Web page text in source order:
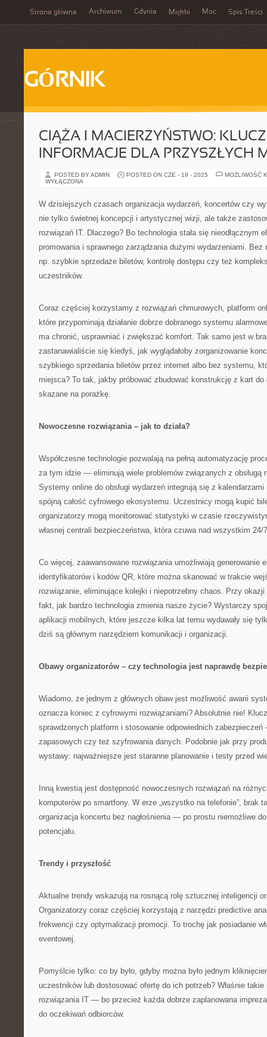
Strona główna Archiwum Gdynia Miękki Moc Spis Treści
GÓRNIK
CIĄŻA I MACIERZYŃSTWO:
INFORMACJE DLA PRZYSZŁYCH
POSTED BY ADMIN POSTED ON CZE - 19 - 2025
MOŻLIWOŚĆ
WYŁĄCZONA
W dzisiejszych czasach organizacja wydarzeń, koncertów czy
nie tylko świetnej koncepcji i artystycznej wizji, ale także
rozwiązań IT. Dlaczego? Bo technologia stała się nieodłącznym
promowania i sprawnego zarządzania dużymi wydarzeniami. Bez
np. szybkie sprzedaże biletów, kontrolę dostępu czy też
uczestników.
Coraz częściej korzystamy z rozwiązań chmurowych, platform
które przypominają działanie dobrze dobranego systemu
ma chronić, usprawniać i zwiększać komfort. Tak samo jest w
zastanawialiście się kiedyś, jak wyglądałoby zorganizowanie
szybkiego sprzedania biletów przez internet albo bez systemu,
miejsca? To tak, jakby próbować zbudować konstrukcję z kart
skazane na porażkę.
Nowoczesne rozwiązania – jak to działa?
Współczesne technologie pozwalają na pełną automatyzację
za tym idzie — eliminują wiele problemów związanych z obsługą
Systemy online do obsługi wydarzeń integrują się z
spójną całość cyfrowego ekosystemu. Uczestnicy mogą kupić
organizatorzy mogą monitorować statystyki w czasie
własnej centrali bezpieczeństwa, która czuwa nad wszystkim 24/
Co więcej, zaawansowane rozwiązania umożliwiają generowanie
identyfikatorów i kodów QR, które można skanować w trakcie
rozwiązanie, eliminujące kolejki i niepotrzebny chaos. Przy
fakt, jak bardzo technologia zmienia nasze życie? Wystarczy
aplikacji mobilnych, które jeszcze kilka lat temu wydawały się
dziś są głównym narzędziem komunikacji i organizacji.
Obawy organizatorów – czy technologia jest naprawdę
Wiadomo, że jednym z głównych obaw jest możliwość awarii
oznacza koniec z cyfrowymi rozwiązaniami? Absolutnie nie!
sprawdzonych platform i stosowanie odpowiednich
zapasowych czy też szyfrowania danych. Podobnie jak przy
wystawy: najważniejsze jest staranne planowanie i testy przed
Inną kwestią jest dostępność nowoczesnych rozwiązań na
komputerów po smartfony. W erze „wszystko na telefonie”, brak
organizacja koncertu bez nagłośnienia — po prostu niemożliwe
potencjału.
Trendy i przyszłość
Aktualne trendy wskazują na rosnącą rolę sztucznej inteligencji
Organizatorzy coraz częściej korzystają z narzędzi predictive
frekwencji czy optymalizacji promocji. To trochę jak posiadanie
eventowej.
Pomyślcie tylko: co by było, gdyby można było jednym
uczestników lub dostosować ofertę do ich potrzeb? Właśnie
rozwiązania IT — bo przecież każda dobrze zaplanowana
do oczekiwań odbiorców.